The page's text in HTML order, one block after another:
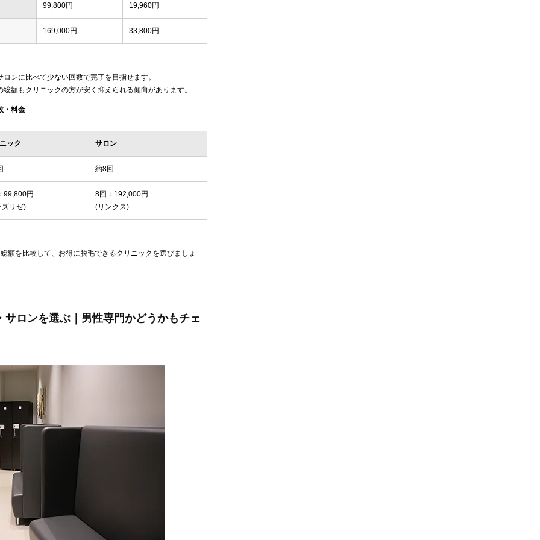
99,800円 19,960円
169,000円 33,800円
ンに比べて少ない回数で完了を目指せます。
額もクリニックの方が安く抑えられる傾向があります。
・料金
ック サロン
約8回
99,800円
ズリゼ)
8回：192,000円
(リンクス)
額を比較して、お得に脱毛できるクリニックを選びましょ
ロンを選ぶ｜男性専門かどうかもチェ